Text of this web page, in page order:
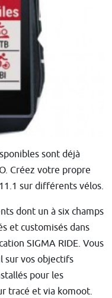
sont déjà
Créez votre propre
sur différents vélos.
dont un à six champs
et customisés dans
SIGMA RIDE. Vous
sur vos objectifs
pour les
tracé et via komoot.